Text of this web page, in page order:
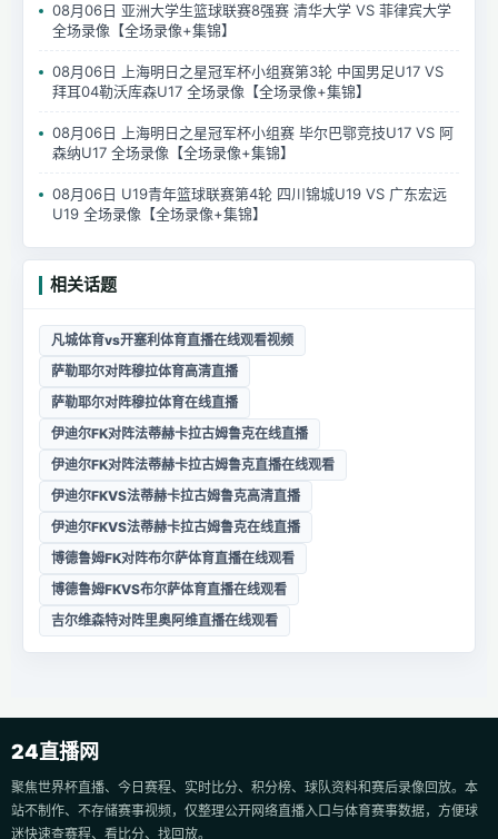
08月06日 亚洲大学生篮球联赛8强赛 清华大学 VS 菲律宾大学
全场录像【全场录像+集锦】
08月06日 上海明日之星冠军杯小组赛第3轮 中国男足U17 VS
拜耳04勒沃库森U17 全场录像【全场录像+集锦】
08月06日 上海明日之星冠军杯小组赛 毕尔巴鄂竞技U17 VS 阿
森纳U17 全场录像【全场录像+集锦】
08月06日 U19青年篮球联赛第4轮 四川锦城U19 VS 广东宏远
U19 全场录像【全场录像+集锦】
相关话题
凡城体育vs开塞利体育直播在线观看视频
萨勒耶尔对阵穆拉体育高清直播
萨勒耶尔对阵穆拉体育在线直播
伊迪尔FK对阵法蒂赫卡拉古姆鲁克在线直播
伊迪尔FK对阵法蒂赫卡拉古姆鲁克直播在线观看
伊迪尔FKVS法蒂赫卡拉古姆鲁克高清直播
伊迪尔FKVS法蒂赫卡拉古姆鲁克在线直播
博德鲁姆FK对阵布尔萨体育直播在线观看
博德鲁姆FKVS布尔萨体育直播在线观看
吉尔维森特对阵里奥阿维直播在线观看
24直播网
聚焦世界杯直播、今日赛程、实时比分、积分榜、球队资料和赛后录像回放。本
站不制作、不存储赛事视频，仅整理公开网络直播入口与体育赛事数据，方便球
迷快速查赛程、看比分、找回放。